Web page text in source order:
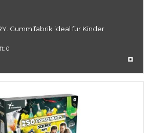
Gummifabrik ideal für Kinder
0